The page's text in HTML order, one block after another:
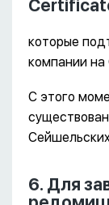
которые
компании на
С этого
6. Для